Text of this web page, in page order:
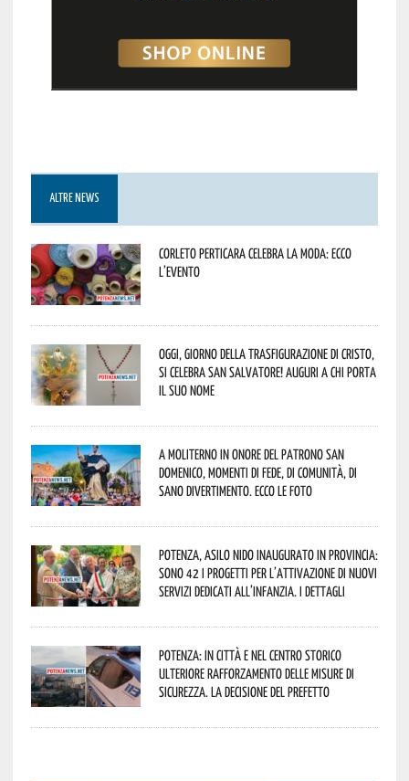
ALTRE NEWS
Corleto Perticara celebra la moda: ecco
l’evento
Oggi, giorno della Trasfigurazione di Cristo,
si celebra San Salvatore! Auguri a chi porta
il suo nome
A Moliterno in onore del Patrono San
Domenico, momenti di fede, di comunità, di
sano divertimento. Ecco le foto
Potenza, asilo nido inaugurato in provincia:
sono 42 i progetti per l’attivazione di nuovi
servizi dedicati all’infanzia. I dettagli
Potenza: in città e nel centro storico
ulteriore rafforzamento delle misure di
sicurezza. La decisione del Prefetto